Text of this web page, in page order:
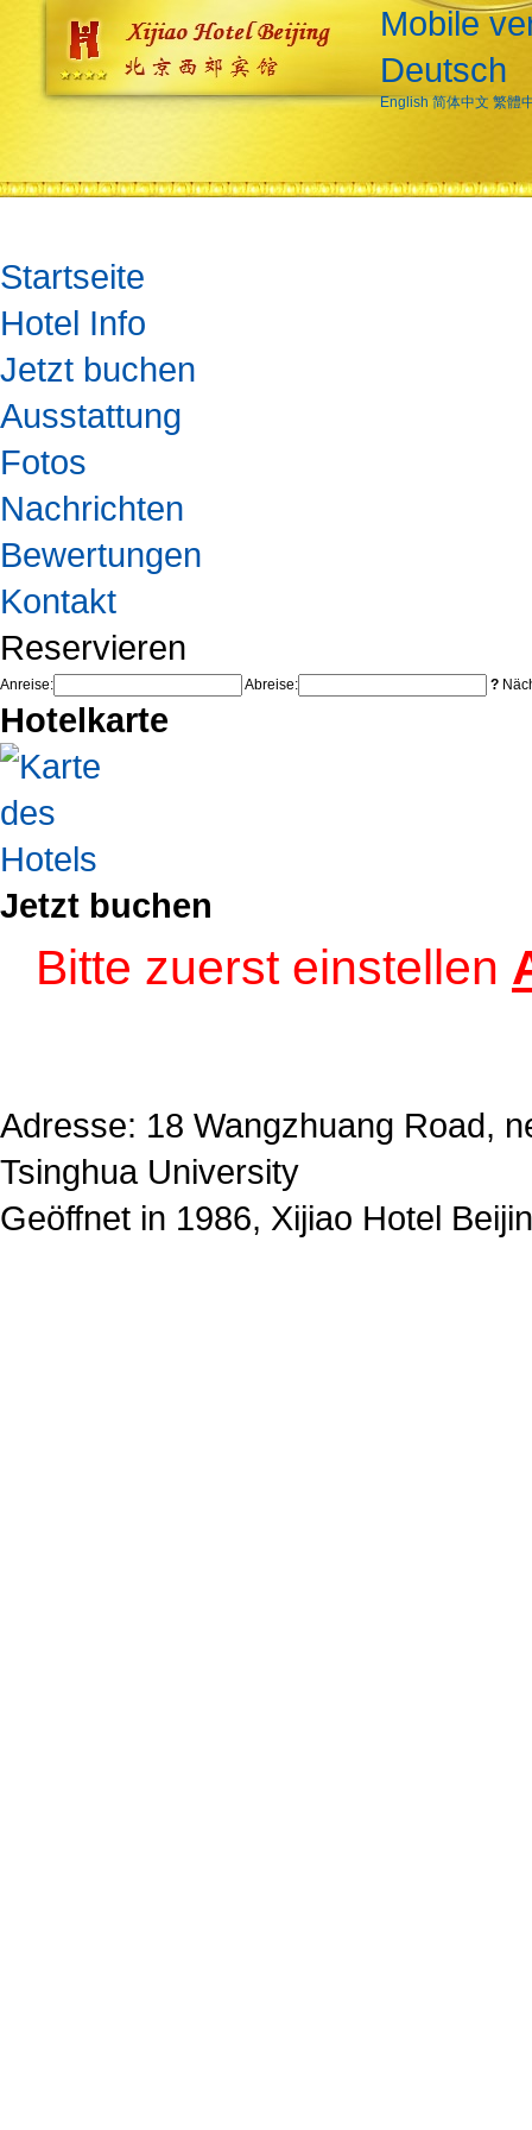
Mobile
Deutsch
English 简体中文 繁體
Startseite
Hotel Info
Jetzt buchen
Ausstattung
Fotos
Nachrichten
Bewertungen
Kontakt
Reservieren
Anreise: Abreise: ?
Hotelkarte
Jetzt buchen
Bitte zuerst einstellen
Adresse: 18 Wangzhuang Road,
Tsinghua University
Geöffnet in 1986, Xijiao Hotel